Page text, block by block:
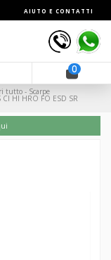
AIUTO E CONTATTI
0
tutto - Scarpe
HI HRO FO ESD SR